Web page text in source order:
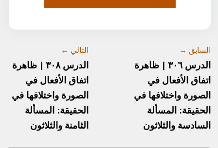
السابق →
الدرس ٣٠٦ | ظاهرة
اتفاق الأفعال في
الصورة واختلافها في
الحقيقة: المسألة
السادسة والثلاثون
التالي ←
الدرس ٣٠٨ | ظاهرة
اتفاق الأفعال في
الصورة واختلافها في
الحقيقة: المسألة
الثامنة والثلاثون